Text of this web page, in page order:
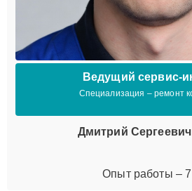
Ведущий сервис-
Специализация – ремонт
Дмитрий
Опыт работы – 7